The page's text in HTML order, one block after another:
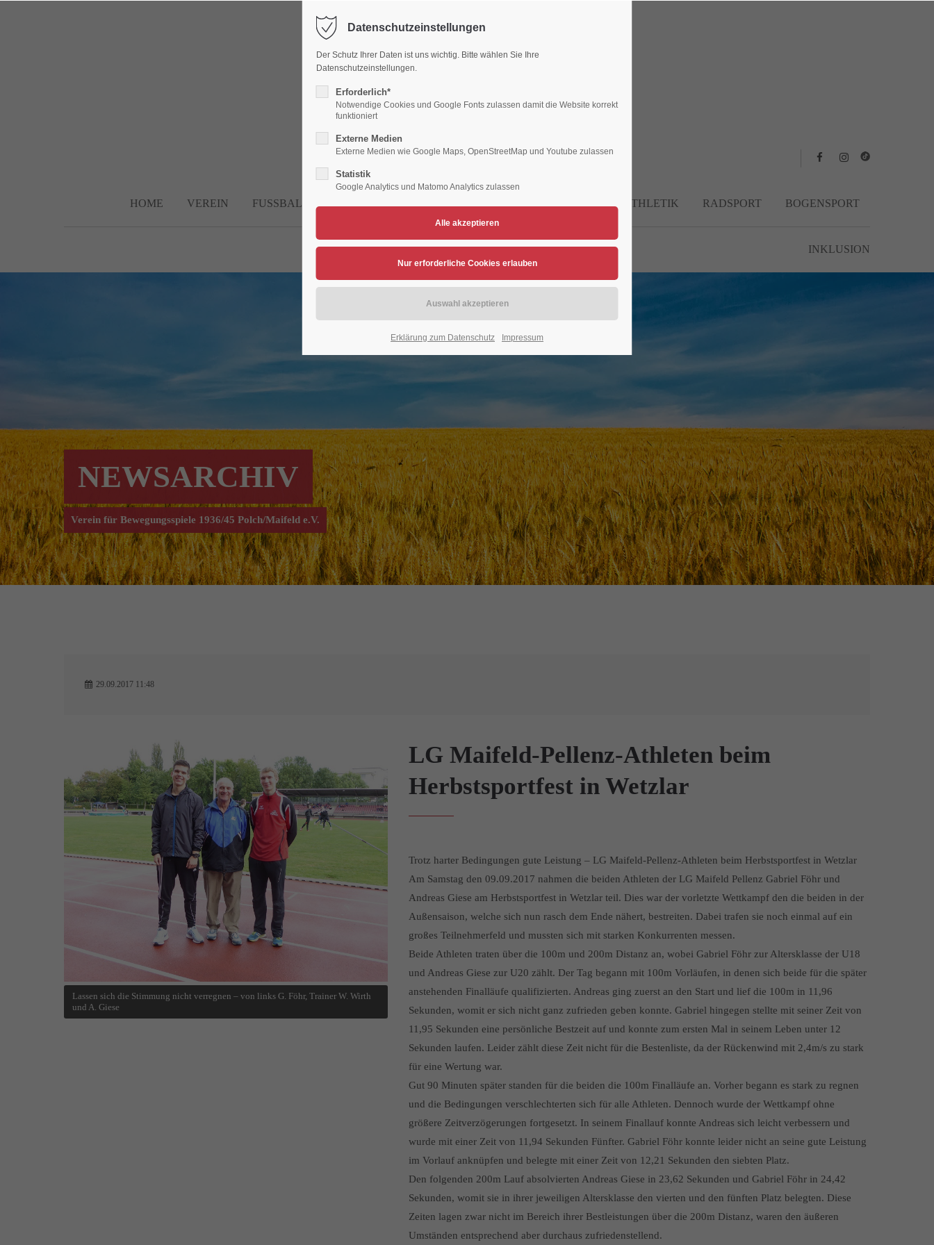
Support
Lorem ipsum dolor sit amet:
24h / 365days
We offer support for our customers
(GMT +1)
San Francisco, CA 94102
Drop us a line
info@yourdomain.com
ridiculus mus. Donec quam felis, ultricies
HOME VEREIN FUSSBALL LEICHTATHLETIK RADSPORT BOGENSPORT
INKLUSION
NEWSARCHIV
Verein für Bewegungsspiele 1936/45 Polch/Maifeld e.V.
29.09.2017 11:48
Lassen sich die Stimmung nicht verregnen – von links G. Föhr, Trainer W. Wirth
und A. Giese
LG Maifeld-Pellenz-Athleten beim
Herbstsportfest in Wetzlar
Trotz harter Bedingungen gute Leistung – LG Maifeld-Pellenz-Athleten beim Herbstsportfest in Wetzlar
Am Samstag den 09.09.2017 nahmen die beiden Athleten der LG Maifeld Pellenz Gabriel Föhr und
Andreas Giese am Herbstsportfest in Wetzlar teil. Dies war der vorletzte Wettkampf den die beiden in der
Außensaison, welche sich nun rasch dem Ende nähert, bestreiten. Dabei trafen sie noch einmal auf ein
großes Teilnehmerfeld und mussten sich mit starken Konkurrenten messen.
Beide Athleten traten über die 100m und 200m Distanz an, wobei Gabriel Föhr zur Altersklasse der U18
und Andreas Giese zur U20 zählt. Der Tag begann mit 100m Vorläufen, in denen sich beide für die später
anstehenden Finalläufe qualifizierten. Andreas ging zuerst an den Start und lief die 100m in 11,96
Sekunden, womit er sich nicht ganz zufrieden geben konnte. Gabriel hingegen stellte mit seiner Zeit von
11,95 Sekunden eine persönliche Bestzeit auf und konnte zum ersten Mal in seinem Leben unter 12
Sekunden laufen. Leider zählt diese Zeit nicht für die Bestenliste, da der Rückenwind mit 2,4m/s zu stark
für eine Wertung war.
Gut 90 Minuten später standen für die beiden die 100m Finalläufe an. Vorher begann es stark zu regnen
und die Bedingungen verschlechterten sich für alle Athleten. Dennoch wurde der Wettkampf ohne
größere Zeitverzögerungen fortgesetzt. In seinem Finallauf konnte Andreas sich leicht verbessern und
wurde mit einer Zeit von 11,94 Sekunden Fünfter. Gabriel Föhr konnte leider nicht an seine gute Leistung
im Vorlauf anknüpfen und belegte mit einer Zeit von 12,21 Sekunden den siebten Platz.
Den folgenden 200m Lauf absolvierten Andreas Giese in 23,62 Sekunden und Gabriel Föhr in 24,42
Sekunden, womit sie in ihrer jeweiligen Altersklasse den vierten und den fünften Platz belegten. Diese
Zeiten lagen zwar nicht im Bereich ihrer Bestleistungen über die 200m Distanz, waren den äußeren
Umständen entsprechend aber durchaus zufriedenstellend.
Datenschutzeinstellungen
Der Schutz Ihrer Daten ist uns wichtig. Bitte wählen Sie Ihre
Datenschutzeinstellungen.
Erforderlich*
Notwendige Cookies und Google Fonts zulassen damit die Website korrekt
funktioniert
Externe Medien
Externe Medien wie Google Maps, OpenStreetMap und Youtube zulassen
Statistik
Google Analytics und Matomo Analytics zulassen
Erklärung zum Datenschutz Impressum